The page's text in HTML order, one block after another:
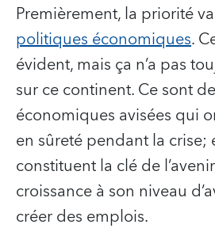
Premièrement, la priorité
politiques économiques.
évident, mais ça n’a pas
sur ce continent. Ce sont
économiques avisées qui
en sûreté pendant la crise;
constituent la clé de
croissance à son niveau
créer des emplois.